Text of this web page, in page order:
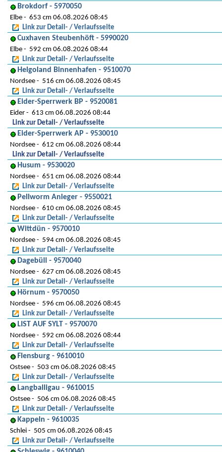
Brokdorf - 5970050
Elbe
653 cm 06.08.2026 08:45
Link zur Detail- / Verlaufsseite
Cuxhaven Steubenhöft - 5990020
Elbe
592 cm 06.08.2026 08:44
Link zur Detail- / Verlaufsseite
Helgoland Binnenhafen - 9510070
Nordsee
516 cm 06.08.2026 08:45
Link zur Detail- / Verlaufsseite
Eider-Sperrwerk BP - 9520081
Eider
613 cm 06.08.2026 08:44
Link zur Detail- / Verlaufsseite
Eider-Sperrwerk AP - 9530010
Nordsee
612 cm 06.08.2026 08:44
Link zur Detail- / Verlaufsseite
Husum - 9530020
Nordsee
651 cm 06.08.2026 08:44
Link zur Detail- / Verlaufsseite
Pellworm Anleger - 9550021
Nordsee
610 cm 06.08.2026 08:45
Link zur Detail- / Verlaufsseite
Wittdün - 9570010
Nordsee
594 cm 06.08.2026 08:45
Link zur Detail- / Verlaufsseite
Dagebüll - 9570040
Nordsee
627 cm 06.08.2026 08:45
Link zur Detail- / Verlaufsseite
Hörnum - 9570050
Nordsee
596 cm 06.08.2026 08:45
Link zur Detail- / Verlaufsseite
LIST AUF SYLT - 9570070
Nordsee
592 cm 06.08.2026 08:44
Link zur Detail- / Verlaufsseite
Flensburg - 9610010
Ostsee
503 cm 06.08.2026 08:45
Link zur Detail- / Verlaufsseite
Langballigau - 9610015
Ostsee
506 cm 06.08.2026 08:45
Link zur Detail- / Verlaufsseite
Kappeln - 9610035
Schlei
505 cm 06.08.2026 08:45
Link zur Detail- / Verlaufsseite